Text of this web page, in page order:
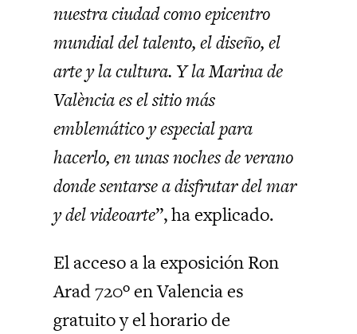
nuestra ciudad como epicentro
mundial del talento, el diseño, el
arte y la cultura. Y la Marina de
València es el sitio más
emblemático y especial para
hacerlo, en unas noches de verano
donde sentarse a disfrutar del mar
y del videoarte”, ha explicado.
El acceso a la exposición Ron
Arad 720º en Valencia es
gratuito y el horario de